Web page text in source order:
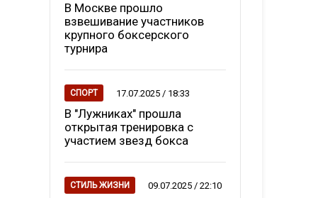
В Москве прошло
взвешивание участников
крупного боксерского
турнира
СПОРТ 17.07.2025 / 18:33
В "Лужниках" прошла
открытая тренировка с
участием звезд бокса
СТИЛЬ ЖИЗНИ 09.07.2025 / 22:10